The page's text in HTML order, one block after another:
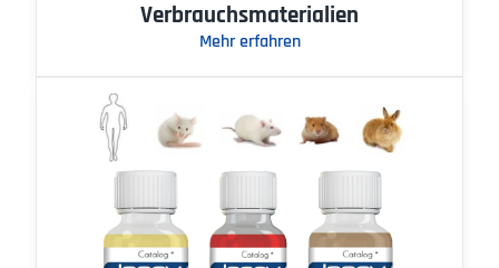
Verbrauchsmaterialien
Mehr erfahren